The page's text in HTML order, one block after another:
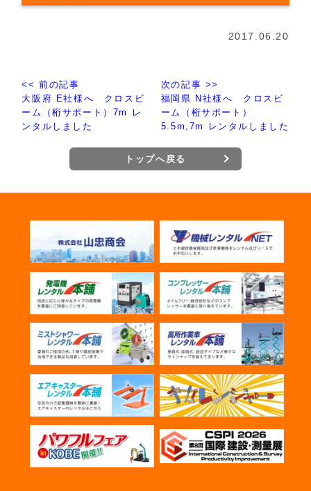
2017.06.20
<< 前の記事
大阪府 E社様へ クロスビ
ーム（桁サポート）7m レ
ンタルしました
次の記事 >>
福岡県 N社様へ クロスビ
ーム（桁サポート）
5.5m,7m レンタルしました
トップへ戻る